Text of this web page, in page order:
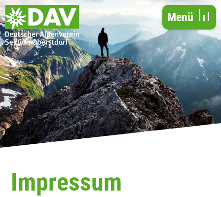
direkt zur Navigation
direkt zum Inhalt
Menü
Impressum